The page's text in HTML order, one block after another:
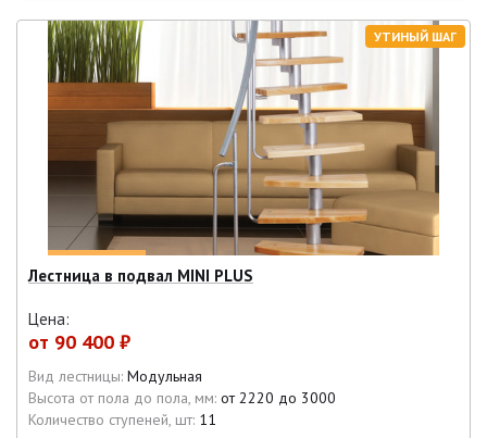
УТИНЫЙ ШАГ
Лестница в подвал MINI PLUS
Цена:
от 90 400 ₽
Вид лестницы: Модульная
Высота от пола до пола, мм: от 2220 до 3000
Количество ступеней, шт: 11